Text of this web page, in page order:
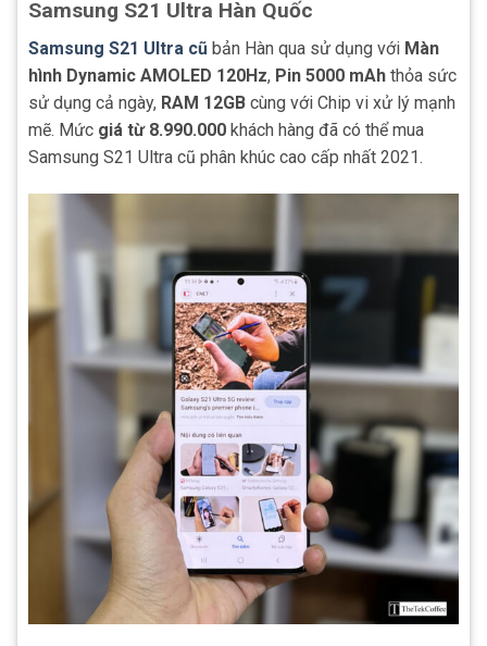
Samsung S21 Ultra Hàn Quốc
Samsung S21 Ultra cũ bản Hàn qua sử dụng với Màn
hình Dynamic AMOLED 120Hz, Pin 5000 mAh thỏa sức
sử dụng cả ngày, RAM 12GB cùng với Chip vi xử lý mạnh
mẽ. Mức giá từ 8.990.000 khách hàng đã có thể mua
Samsung S21 Ultra cũ phân khúc cao cấp nhất 2021.